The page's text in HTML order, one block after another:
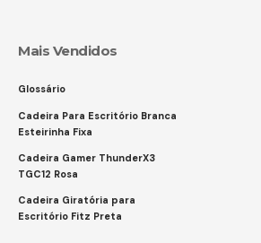
Mais Vendidos
Glossário
Cadeira Para Escritório Branca
Esteirinha Fixa
Cadeira Gamer ThunderX3
TGC12 Rosa
Cadeira Giratória para
Escritório Fitz Preta